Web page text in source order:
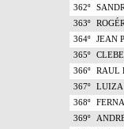
362º
363º
364º
JEAN
365º
366º
RAUL
367º
LUIZA
368º
369º